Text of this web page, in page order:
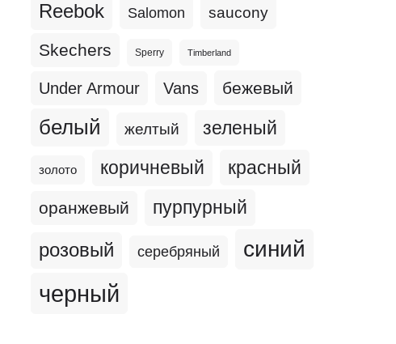
Reebok Salomon saucony
Skechers Sperry Timberland
Under Armour Vans бежевый
белый желтый зеленый
золото коричневый красный
оранжевый пурпурный
розовый серебряный синий
черный